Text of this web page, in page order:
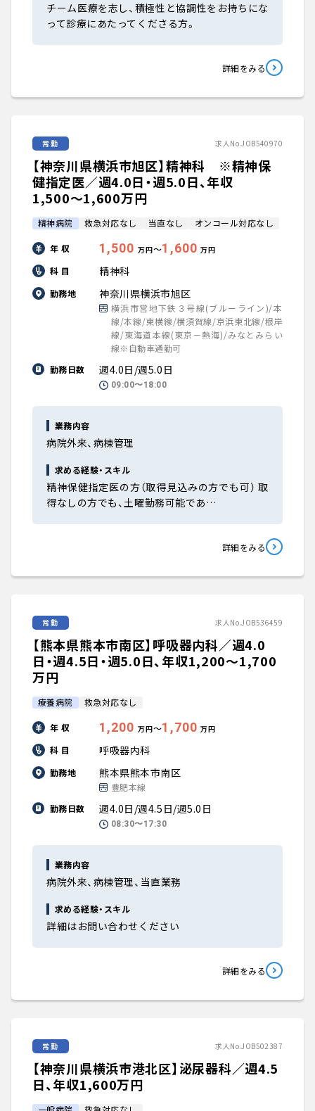
チーム医療を志し、積極性と協調性をお持ちにな
って診療にあたってくださる方。
詳細をみる
常勤 求人No.JOB540970
【神奈川県横浜市旭区】精神科 ※精神保
健指定医／週4.0日・週5.0日、年収
1,500〜1,600万円
精神病院 救急対応なし 当直なし オンコール対応なし
年 収 1,500 万円〜1,600 万円
科 目 精神科
勤務地 神奈川県横浜市旭区
横浜市営地下鉄３号線(ブルーライン)/本
線/本線/東横線/横須賀線/京浜東北線/根岸
線/東海道本線(東京－熱海)/みなとみらい
線※自動車通勤可
勤務日数
週4.0日/週5.0日
09:00〜18:00
業務内容
病院外来、病棟管理
求める経験・スキル
精神保健指定医の方（取得見込みの方でも可） 取
得なしの方でも、土曜勤務可能であ…
詳細をみる
常勤 求人No.JOB536459
【熊本県熊本市南区】呼吸器内科／週4.0
日・週4.5日・週5.0日、年収1,200〜1,700
万円
療養病院 救急対応なし
年 収 1,200 万円〜1,700 万円
科 目 呼吸器内科
勤務地 熊本県熊本市南区
豊肥本線
勤務日数
週4.0日/週4.5日/週5.0日
08:30〜17:30
業務内容
病院外来、病棟管理、当直業務
求める経験・スキル
詳細はお問い合わせください
詳細をみる
常勤 求人No.JOB502387
【神奈川県横浜市港北区】泌尿器科／週4.5
日、年収1,600万円